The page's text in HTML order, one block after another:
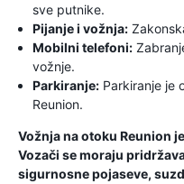
sve putnike.
Pijanje i vožnja:
Mobilni telefoni:
vožnje.
Parkiranje: Parkiranje je
Reunion.
Vožnja na otoku Reunion
Vozači se moraju
sigurnosne pojaseve,